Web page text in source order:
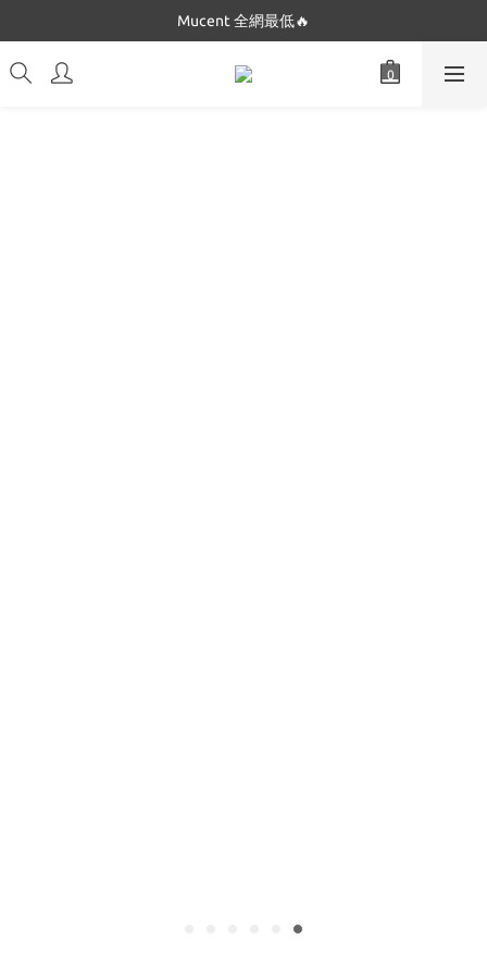
Dickies 最低$280起🔥
Mucent 全網最低🔥
Dickies 最低$280起🔥